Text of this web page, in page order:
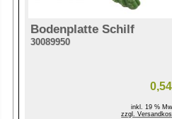
Bodenplatte Schilf
30089950
inkl. 19 %
zzgl.